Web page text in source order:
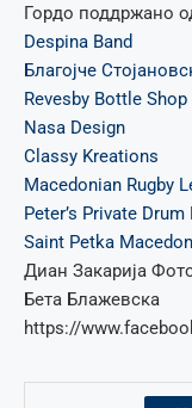
Гордо поддржано
Despina Band
Благојче
Revesby Bottle
Nasa Design
Classy Kreations
Macedonian Rugby
Peter’s Private
Saint Petka
Диан Закарија
Бета Блажевска
https://